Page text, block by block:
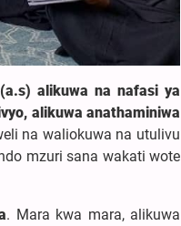
alikuwa na nafasi ya
alikuwa anathaminiwa
na waliokuwa na utulivu
mzuri sana wakati wote
. Mara kwa mara, alikuwa